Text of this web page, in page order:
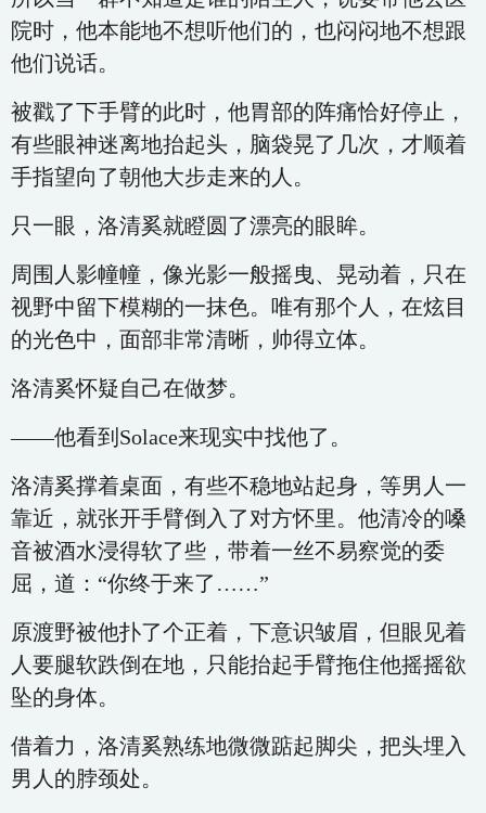
院时，他本能地不想听他们的，也闷闷地不想跟
他们说话。
被戳了下手臂的此时，他胃部的阵痛恰好停止，
有些眼神迷离地抬起头，脑袋晃了几次，才顺着
手指望向了朝他大步走来的人。
只一眼，洛清奚就瞪圆了漂亮的眼眸。
周围人影幢幢，像光影一般摇曳、晃动着，只在
视野中留下模糊的一抹色。唯有那个人，在炫目
的光色中，面部非常清晰，帅得立体。
洛清奚怀疑自己在做梦。
——他看到Solace来现实中找他了。
洛清奚撑着桌面，有些不稳地站起身，等男人一
靠近，就张开手臂倒入了对方怀里。他清冷的嗓
音被酒水浸得软了些，带着一丝不易察觉的委
屈，道：“你终于来了……”
原渡野被他扑了个正着，下意识皱眉，但眼见着
人要腿软跌倒在地，只能抬起手臂拖住他摇摇欲
坠的身体。
借着力，洛清奚熟练地微微踮起脚尖，把头埋入
男人的脖颈处。